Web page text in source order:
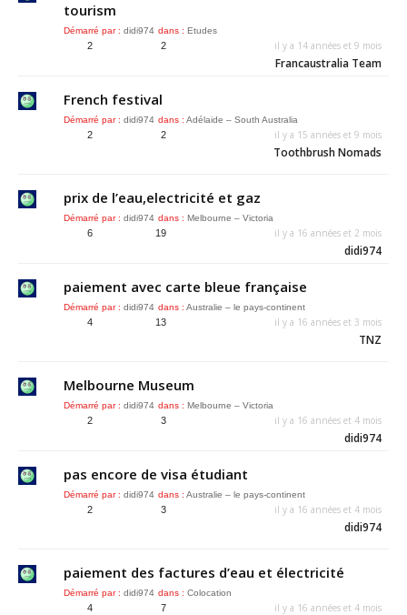
tourism
Démarré par : didi974 dans : Etudes
2 2 il y a 14 années et 9 mois
Francaustralia Team
French festival
Démarré par : didi974 dans : Adélaide – South Australia
2 2 il y a 15 années et 9 mois
Toothbrush Nomads
prix de l’eau,electricité et gaz
Démarré par : didi974 dans : Melbourne – Victoria
6 19 il y a 16 années et 2 mois
didi974
paiement avec carte bleue française
Démarré par : didi974 dans : Australie – le pays-continent
4 13 il y a 16 années et 3 mois
TNZ
Melbourne Museum
Démarré par : didi974 dans : Melbourne – Victoria
2 3 il y a 16 années et 4 mois
didi974
pas encore de visa étudiant
Démarré par : didi974 dans : Australie – le pays-continent
2 3 il y a 16 années et 4 mois
didi974
paiement des factures d’eau et électricité
Démarré par : didi974 dans : Colocation
4 7 il y a 16 années et 4 mois